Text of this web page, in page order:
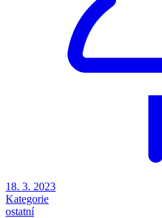
18. 3. 2023
Kategorie
ostatní